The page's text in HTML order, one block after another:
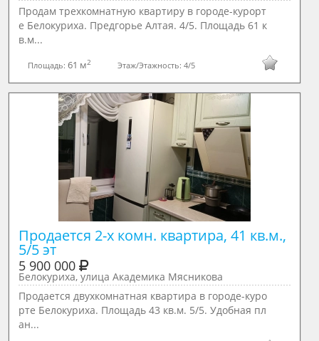
Продам трехкомнатную квартиру в городе-курорт
е Белокуриха. Предгорье Алтая. 4/5. Площадь 61 к
в.м...
Площадь:61 м2 Этаж/Этажность:4/5
Продается 2-х комн. квартира, 41 кв.м.,
5/5 эт
5 900 000
Белокуриха, улица Академика Мясникова
Продается двухкомнатная квартира в городе-куро
рте Белокуриха. Площадь 43 кв.м. 5/5. Удобная пл
ан...